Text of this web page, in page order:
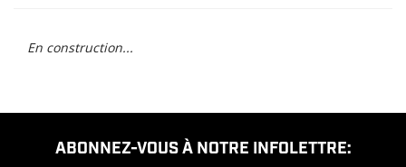
En construction...
ABONNEZ-VOUS À NOTRE INFOLETTRE: